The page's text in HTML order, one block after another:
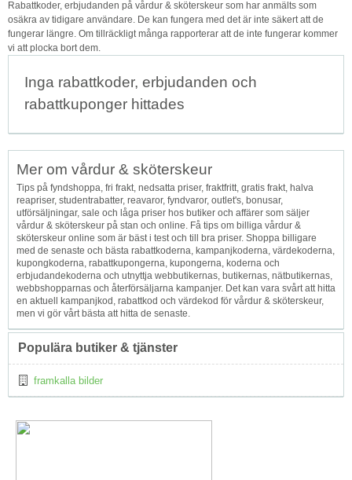
Rabattkoder, erbjudanden på vårdur & sköterskeur som har anmälts som
osäkra av tidigare användare. De kan fungera med det är inte säkert att de
fungerar längre. Om tillräckligt många rapporterar att de inte fungerar kommer
vi att plocka bort dem.
Inga rabattkoder, erbjudanden och
rabattkuponger hittades
Mer om vårdur & sköterskeur
Tips på fyndshoppa, fri frakt, nedsatta priser, fraktfritt, gratis frakt, halva
reapriser, studentrabatter, reavaror, fyndvaror, outlet's, bonusar,
utförsäljningar, sale och låga priser hos butiker och affärer som säljer
vårdur & sköterskeur på stan och online. Få tips om billiga vårdur &
sköterskeur online som är bäst i test och till bra priser. Shoppa billigare
med de senaste och bästa rabattkoderna, kampanjkoderna, värdekoderna,
kupongkoderna, rabattkupongerna, kupongerna, koderna och
erbjudandekoderna och utnyttja webbutikernas, butikernas, nätbutikernas,
webbshopparnas och återförsäljarna kampanjer. Det kan vara svårt att hitta
en aktuell kampanjkod, rabattkod och värdekod för vårdur & sköterskeur,
men vi gör vårt bästa att hitta de senaste.
Populära butiker & tjänster
framkalla bilder